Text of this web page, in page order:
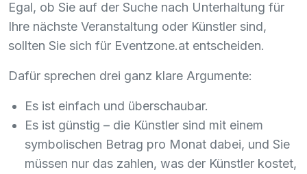
Egal, ob Sie auf der Suche nach Unterhaltung für
Ihre nächste Veranstaltung oder Künstler sind,
sollten Sie sich für Eventzone.at entscheiden.
Dafür sprechen drei ganz klare Argumente:
Es ist einfach und überschaubar.
Es ist günstig – die Künstler sind mit einem
symbolischen Betrag pro Monat dabei, und Sie
müssen nur das zahlen, was der Künstler kostet,